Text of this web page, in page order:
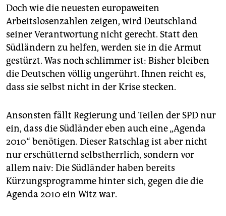
Doch wie die neuesten europaweiten
Arbeitslosenzahlen zeigen, wird Deutschland
seiner Verantwortung nicht gerecht. Statt den
Südländern zu helfen, werden sie in die Armut
gestürzt. Was noch schlimmer ist: Bisher bleiben
die Deutschen völlig ungerührt. Ihnen reicht es,
dass sie selbst nicht in der Krise stecken.
Ansonsten fällt Regierung und Teilen der SPD nur
ein, dass die Südländer eben auch eine „Agenda
2010“ benötigen. Dieser Ratschlag ist aber nicht
nur erschütternd selbstherrlich, sondern vor
allem naiv: Die Südländer haben bereits
Kürzungsprogramme hinter sich, gegen die die
Agenda 2010 ein Witz war.